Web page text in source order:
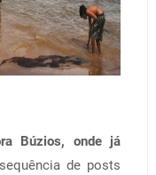
Búzios, onde já
de posts